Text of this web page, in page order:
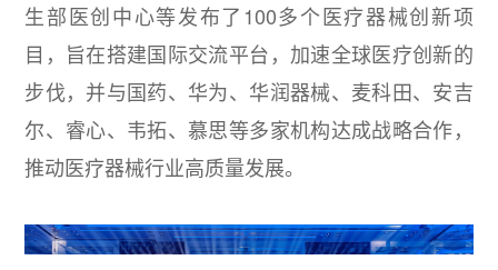
生部医创中心等发布了100多个医疗器械创新项
目，旨在搭建国际交流平台，加速全球医疗创新的
步伐，并与国药、华为、华润器械、麦科田、安吉
尔、睿心、韦拓、慕思等多家机构达成战略合作，
推动医疗器械行业高质量发展。